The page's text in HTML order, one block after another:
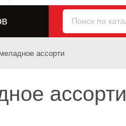
ассорти
ассорти